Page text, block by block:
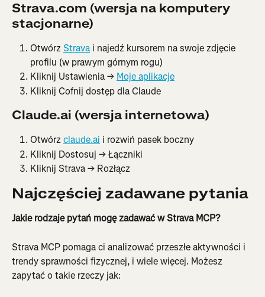
Strava.com (wersja na komputery
stacjonarne)
Otwórz Strava i najedź kursorem na swoje zdjęcie
profilu (w prawym górnym rogu)
Kliknij Ustawienia → Moje aplikacje
Kliknij Cofnij dostęp dla Claude
Claude.ai (wersja internetowa)
Otwórz claude.ai i rozwiń pasek boczny
Kliknij Dostosuj → Łączniki
Kliknij Strava → Rozłącz
Najczęściej zadawane pytania
Jakie rodzaje pytań mogę zadawać w Strava MCP?
Strava MCP pomaga ci analizować przeszłe aktywności i
trendy sprawności fizycznej, i wiele więcej. Możesz
zapytać o takie rzeczy jak: